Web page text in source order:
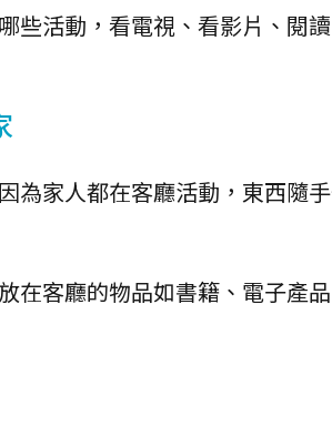
些活動，看電視、看影片、
為家人都在客廳活動，東西隨
在客廳的物品如書籍、電子產